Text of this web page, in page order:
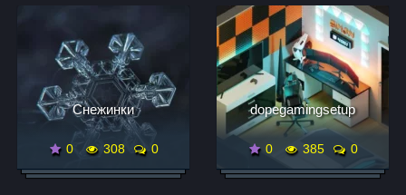
Снежинки
0 308 0
dopegamingsetup
0 385 0